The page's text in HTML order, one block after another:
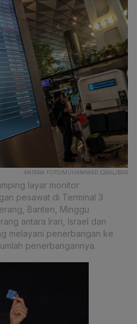
ANTARA FOTO/MUHAMMAD IQBAL/BAR
layar monitor
pesawat di Terminal 3
Banten, Minggu
antara Iran, Israel dan
melayani penerbangan ke
penerbangannya.